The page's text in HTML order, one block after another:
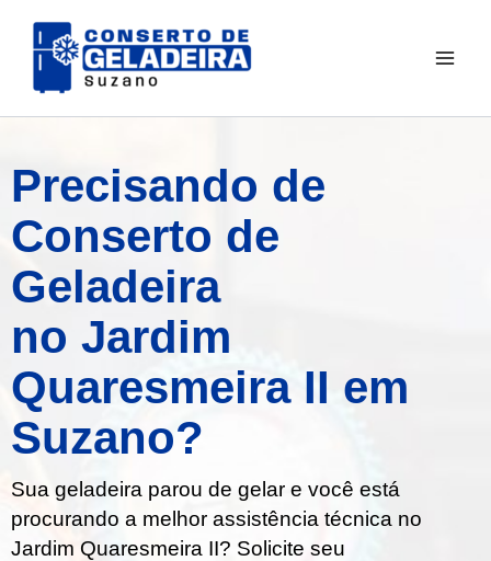
para
Precisando de
Conserto de
Geladeira
no Jardim
Quaresmeira II em
Suzano?
Sua geladeira parou de gelar e você está
procurando a melhor assistência técnica no
Jardim Quaresmeira II? Solicite seu